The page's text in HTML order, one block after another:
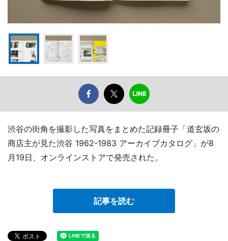
渋谷の街角を撮影した写真をまとめた記録冊子「道玄坂の
商店主が見た渋谷 1962-1983 アーカイブカタログ」が8
月19日、オンラインストアで発売された。
記事を読む